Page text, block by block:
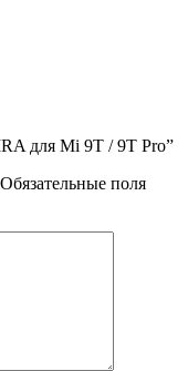
для Mi 9T / 9T Pro”
Обязательные поля